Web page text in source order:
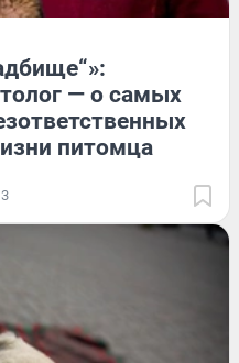
— о самых
питомца
3